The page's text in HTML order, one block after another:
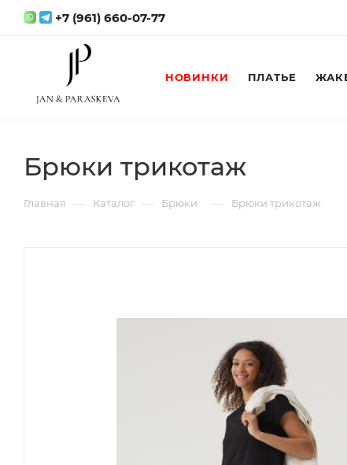
+7 (961) 660-07-77
НОВИНКИ ПЛАТЬЕ
Брюки трикотаж
Главная — Каталог — Брюки — Брюки трикотаж